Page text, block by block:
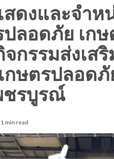
ดงและจำห
ลอดภัย เก
กรรมส่งเส
ษตรปลอดภั
ชรบูรณ์
1 min read